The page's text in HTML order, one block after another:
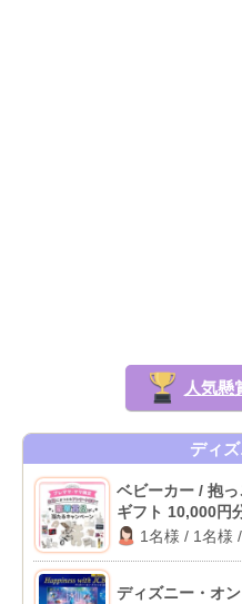
人気懸
ディ
ベビーカー / 抱
ギフト 10,000円
1名様 / 1名様
ディズニー・オ